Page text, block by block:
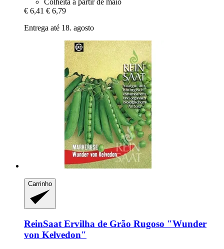
€ 6,41 € 6,79
Entrega até 18. agosto
Carrinho
ReinSaat Ervilha de Grão Rugoso "Wunder
von Kelvedon"